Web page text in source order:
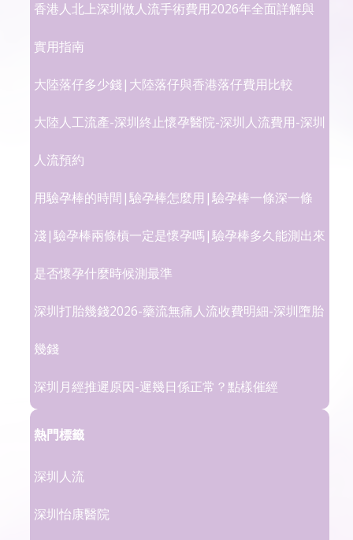
香港人北上深圳做人流手術費用2026年全面詳解與
實用指南
大陸落仔多少錢|大陸落仔與香港落仔費用比較
大陸人工流產-深圳終止懷孕醫院-深圳人流費用-深圳
人流預約
用驗孕棒的時間|驗孕棒怎麼用|驗孕棒一條深一條
淺|驗孕棒兩條槓一定是懷孕嗎|驗孕棒多久能測出來
是否懷孕什麼時候測最準
深圳打胎幾錢2026-藥流無痛人流收費明細-深圳墮胎
幾錢
深圳月經推遲原因-遲幾日係正常？點樣催經
熱門標籤
深圳人流
深圳怡康醫院